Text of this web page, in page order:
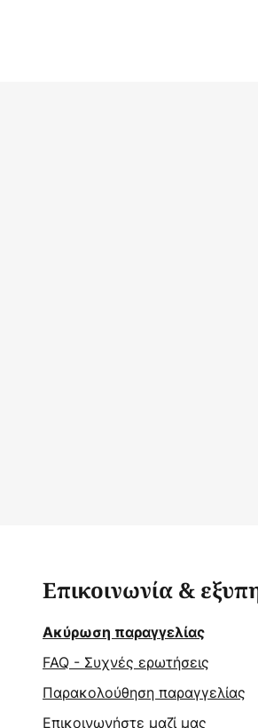
Επικοινωνία &
Ακύρωση παραγγελίας
FAQ - Συχνές ερωτήσεις
Παρακολούθηση παραγγελίας
Επικοινωνήστε μαζί μας